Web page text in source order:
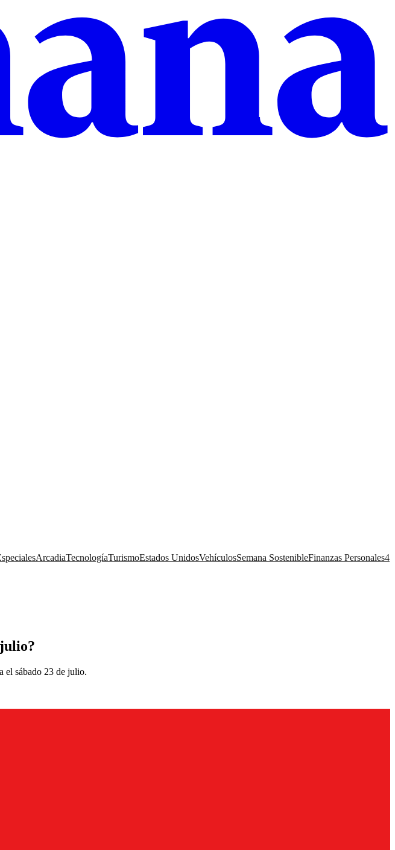
ArcadiaTecnologíaTurismoEstados UnidosVehículosSemana SostenibleFinanzas Personales4
el sábado 23 de julio.